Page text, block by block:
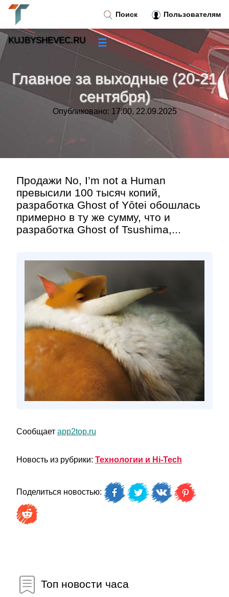
Главное за выходные (20-21
сентября)
Опубликовано: 17:00, 22.09.2025
Продажи No, I’m not a Human
превысили 100 тысяч копий,
разработка Ghost of Yōtei обошлась
примерно в ту же сумму, что и
разработка Ghost of Tsushima,...
Сообщает app2top.ru
Новость из рубрики: Технологии и Hi-Tech
Поделиться новостью:
Топ новости часа
Поиск Пользователям
KUJBYSHEVEC.RU ☰
»
Тренды новостей»
»
Контакт»